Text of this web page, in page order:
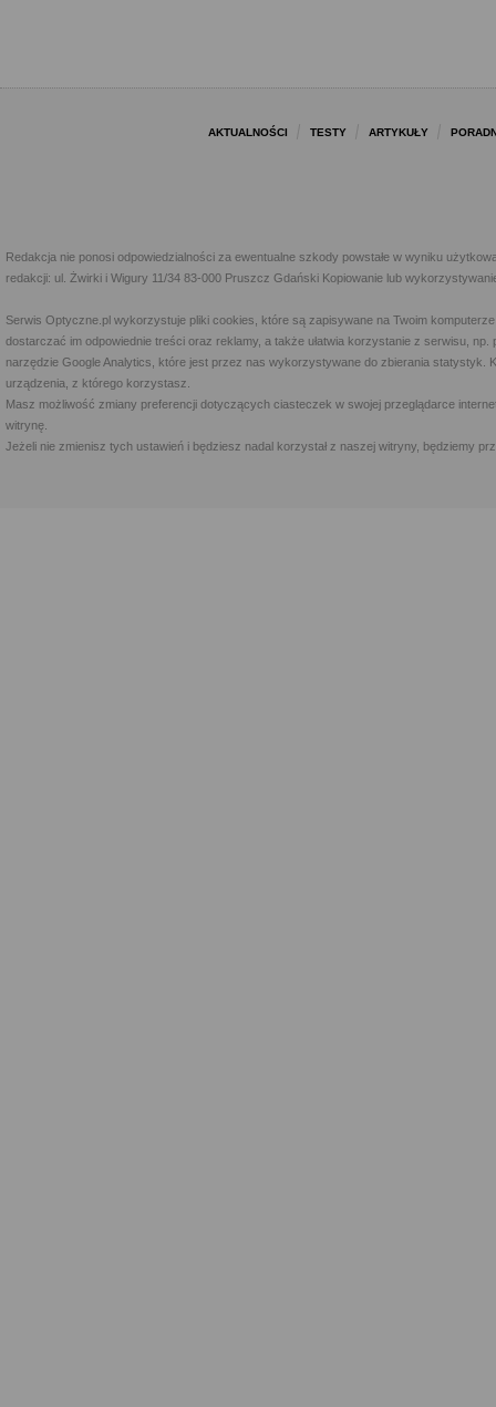
AKTUALNOŚCI TESTY ARTYKUŁY
Redakcja nie ponosi odpowiedzialności za ewentualne szkody powstałe w wyniku
redakcji: ul. Żwirki i Wigury 11/34 83-000 Pruszcz Gdański Kopiowanie lub
Serwis Optyczne.pl wykorzystuje pliki cookies, które są zapisywane na Twoim
dostarczać im odpowiednie treści oraz reklamy, a także ułatwia korzystanie z serwisu,
narzędzie Google Analytics, które jest przez nas wykorzystywane do zbierania statystyk.
urządzenia, z którego korzystasz.
Masz możliwość zmiany preferencji dotyczących ciasteczek w swojej przeglądarce
witrynę.
Jeżeli nie zmienisz tych ustawień i będziesz nadal korzystał z naszej witryny, będziemy